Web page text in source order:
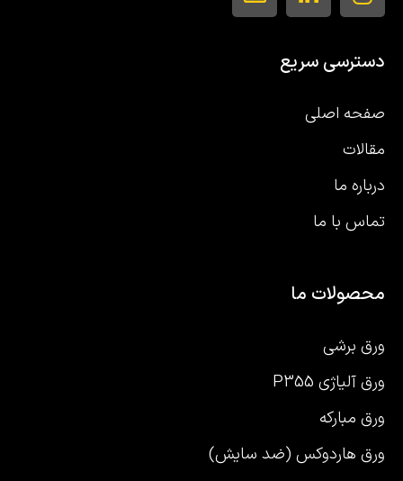
دسترسی سریع
صفحه اصلی
مقالات
درباره ما
تماس با ما
محصولات ما
ورق برشی
ورق آلیاژی P355
ورق مبارکه
ورق هاردوکس (ضد سایش)